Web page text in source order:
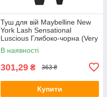
Туш для вій Maybelline New
York Lash Sensational
Luscious Глибоко-чорна (Very
Black) 9.5 мл
В наявності
301,29 ₴ 363 ₴
Купити